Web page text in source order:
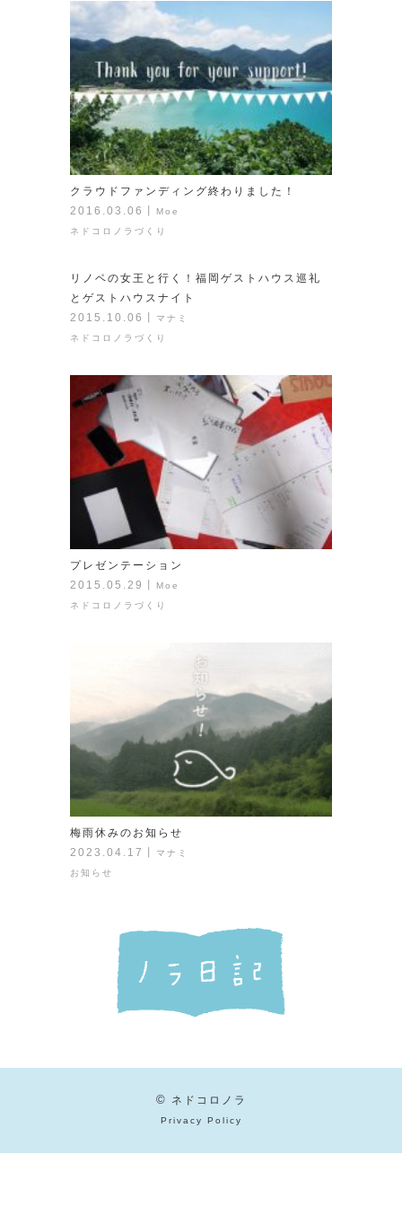
クラウドファンディング終わりました！
2016.03.06
Moe
ネドコロノラづくり
リノベの女王と行く！福岡ゲストハウス巡礼
とゲストハウスナイト
2015.10.06
マナミ
ネドコロノラづくり
プレゼンテーション
2015.05.29
Moe
ネドコロノラづくり
梅雨休みのお知らせ
2023.04.17
マナミ
お知らせ
© ネドコロノラ
Privacy Policy